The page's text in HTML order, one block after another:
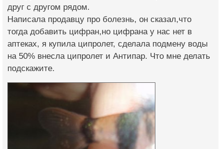
друг с другом рядом.
Написала продавцу про болезнь, он сказал,что
тогда добавить цифран,но цифрана у нас нет в
аптеках, я купила ципролет, сделала подмену воды
на 50% внесла ципролет и Антипар. Что мне делать
подскажите.